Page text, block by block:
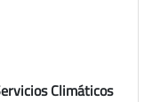
Climáticos